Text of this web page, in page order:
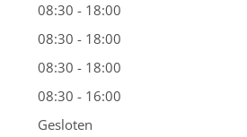
08:30 - 18:00
08:30 - 18:00
08:30 - 18:00
08:30 - 16:00
Gesloten